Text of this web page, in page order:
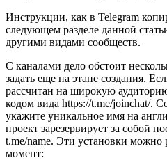
Инструкции, как в Telegram
следующем разделе данной
другими видами сообществ.
С каналами дело обстоит
задать еще на этапе создания.
рассчитан на широкую
кодом вида https://t.me/joinchat/.
укажите уникальное имя на
проект зарезервирует за собой
t.me/name. Эти установки можно
момент: